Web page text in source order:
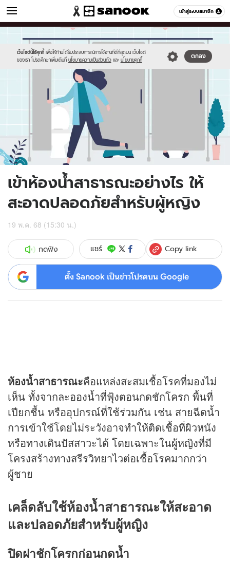
เข้าสู่ระบบสมาชิก
ผู้หญิง หมวดอื่นๆ
เว็บไซต์นี้ใช้คุกกี้ เพื่อให้ท่านได้รับประสบการณ์การใช้งานที่ดีที่สุดบน เว็บไซต์
ของเรา โปรดศึกษาเพิ่มเติมที่ นโยบายความเป็นส่วนตัว และ นโยบายคุกกี้
ตกลง
//s.isanook.com/sr/0/images/logo-
new-
sanook.png
//s.isanook.com/wo/0/ud/51/258977/public_restroom.jpg
เข้าห้องน้ำสาธารณะอย่างไร ให้
สะอาดปลอดภัยสำหรับผู้หญิง
19 พ.ค. 68 (15:30 น.)
กดฟัง แชร์ Copy link
ตั้ง Sanook เป็นข่าวโปรดบน Google
ห้องน้ำสาธารณะคือแหล่งสะสมเชื้อโรคที่มองไม่
เห็น ทั้งจากละอองน้ำที่ฟุ้งตอนกดชักโครก พื้นที่
เปียกชื้น หรืออุปกรณ์ที่ใช้ร่วมกัน เช่น สายฉีดน้ำ
การเข้าใช้โดยไม่ระวังอาจทำให้ติดเชื้อที่ผิวหนัง
หรือทางเดินปัสสาวะได้ โดยเฉพาะในผู้หญิงที่มี
โครงสร้างทางสรีรวิทยาไวต่อเชื้อโรคมากกว่า
ผู้ชาย
เคล็ดลับใช้ห้องน้ำสาธารณะให้สะอาด
และปลอดภัยสำหรับผู้หญิง
ปิดฝาชักโครกก่อนกดน้ำ